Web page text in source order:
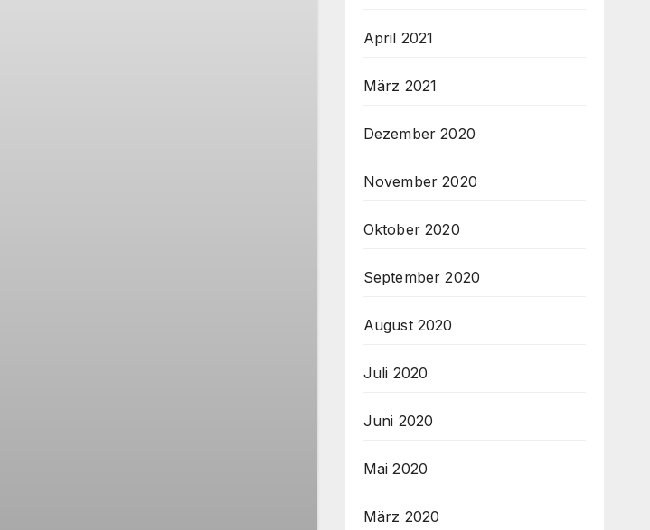
April 2021
März 2021
Dezember 2020
November 2020
Oktober 2020
September 2020
August 2020
Juli 2020
Juni 2020
Mai 2020
März 2020